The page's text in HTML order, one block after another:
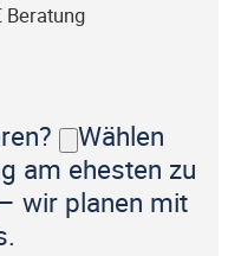
Wählen
am ehesten zu
wir planen mit